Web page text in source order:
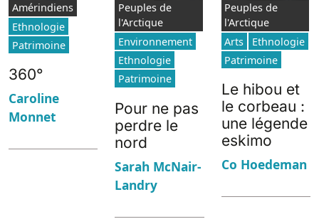
Amérindiens
Ethnologie
Patrimoine
360°
Caroline
Monnet
Peuples de
l'Arctique
Environnement
Ethnologie
Patrimoine
Pour ne pas
perdre le
nord
Sarah McNair-
Landry
Peuples de
l'Arctique
Arts
Ethnologie
Patrimoine
Le hibou et
le corbeau :
une légende
eskimo
Co Hoedeman